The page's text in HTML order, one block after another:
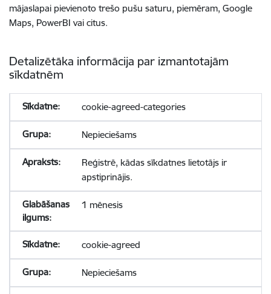
mājaslapai pievienoto trešo pušu saturu, piemēram, Google
Maps, PowerBI vai citus.
Detalizētāka informācija par izmantotajām
sīkdatnēm
cookie-agreed-categories
Nepieciešams
Reģistrē, kādas sīkdatnes lietotājs ir
apstiprinājis.
1 mēnesis
cookie-agreed
Nepieciešams